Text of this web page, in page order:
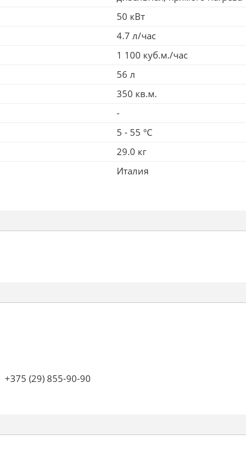
50 кВт
4.7 л/час
1 100 куб.м./час
56 л
350 кв.м.
-
5 - 55 °С
29.0 кг
Италия
+375 (29) 855-90-90